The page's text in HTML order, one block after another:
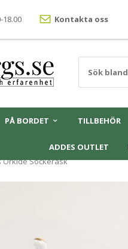
18.00 Kontakta oss
PÅ BORDET TILLBEHÖR
ADDES OUTLET
Orkidé Sockerask